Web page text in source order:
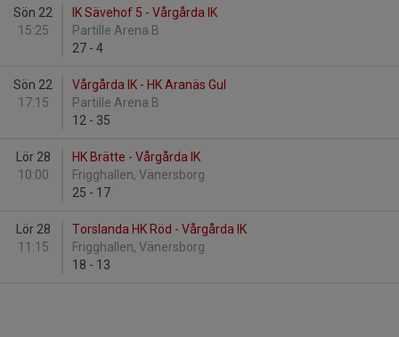
Sön 22
15:25
IK Sävehof 5 - Vårgårda IK
Partille Arena B
27 - 4
Sön 22
17:15
Vårgårda IK - HK Aranäs Gul
Partille Arena B
12 - 35
Lör 28
10:00
HK Brätte - Vårgårda IK
Frigghallen, Vänersborg
25 - 17
Lör 28
11:15
Torslanda HK Röd - Vårgårda IK
Frigghallen, Vänersborg
18 - 13